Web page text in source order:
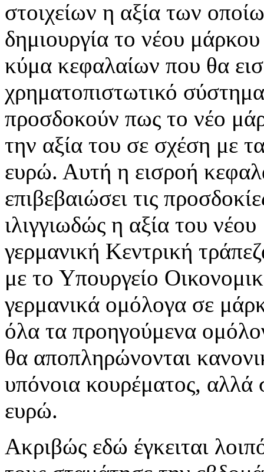
στοιχείων η αξία των
δημιουργία το νέου
κύμα κεφαλαίων που θα
χρηματοπιστωτικό
προσδοκούν πως το νέο
την αξία του σε σχέση με
ευρώ. Αυτή η εισροή
επιβεβαιώσει τις
ιλιγγιωδώς η αξία του
γερμανική Κεντρική
με το Υπουργείο
γερμανικά ομόλογα σε
όλα τα προηγούμενα
θα αποπληρώνονται
υπόνοια κουρέματος, αλλά
ευρώ.
Ακριβώς εδώ έγκειται